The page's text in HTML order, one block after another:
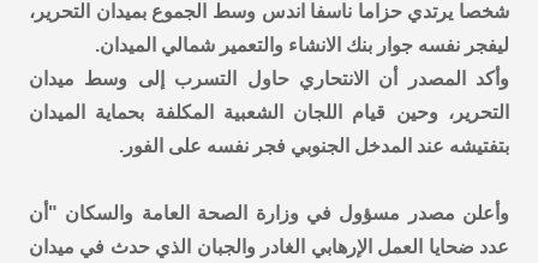
شخصا يرتدي حزاما ناسفا اندس وسط الجموع بميدان التحرير،
ليفجر نفسه جوار بنك الانشاء والتعمير شمالي الميدان.
وأكد المصدر أن الانتحاري حاول التسرب إلى وسط ميدان
التحرير، وحين قيام اللجان الشعبية المكلفة بحماية الميدان
بتفتيشه عند المدخل الجنوبي فجر نفسه على الفور.
وأعلن مصدر مسؤول في وزارة الصحة العامة والسكان "أن
عدد ضحايا العمل الإرهابي الغادر والجبان الذي حدث في ميدان